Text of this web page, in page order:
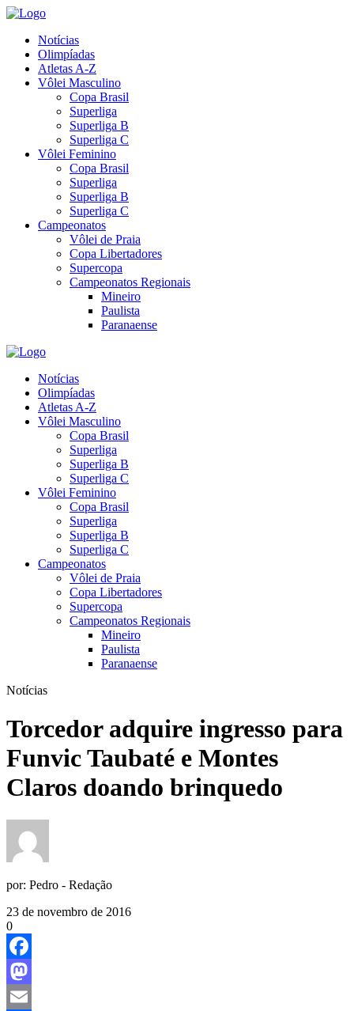
Notícias
Olimpíadas
Atletas A-Z
Vôlei Masculino
Copa Brasil
Superliga
Superliga B
Superliga C
Vôlei Feminino
Copa Brasil
Superliga
Superliga B
Superliga C
Campeonatos
Vôlei de Praia
Copa Libertadores
Supercopa
Campeonatos Regionais
Mineiro
Paulista
Paranaense
Notícias
Olimpíadas
Atletas A-Z
Vôlei Masculino
Copa Brasil
Superliga
Superliga B
Superliga C
Vôlei Feminino
Copa Brasil
Superliga
Superliga B
Superliga C
Campeonatos
Vôlei de Praia
Copa Libertadores
Supercopa
Campeonatos Regionais
Mineiro
Paulista
Paranaense
Notícias
Torcedor adquire ingresso para
Funvic Taubaté e Montes
Claros doando brinquedo
por: Pedro - Redação
23 de novembro de 2016
0
Facebook
Mastodon